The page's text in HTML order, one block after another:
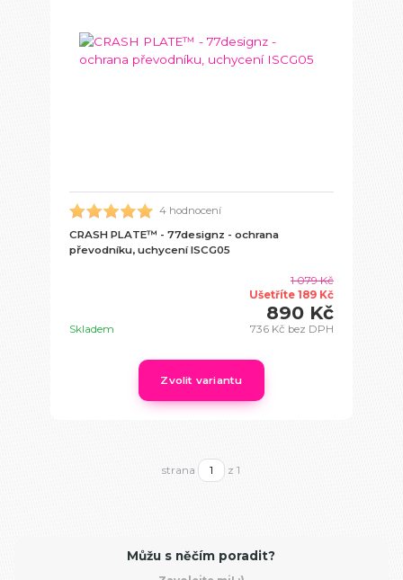
4 hodnocení
CRASH PLATE™ - 77designz - ochrana
převodníku, uchycení ISCG05
1 079 Kč
Ušetříte 189 Kč
890 Kč
736 Kč bez DPH
Skladem
Zvolit variantu
strana z 1
Můžu s něčím poradit?